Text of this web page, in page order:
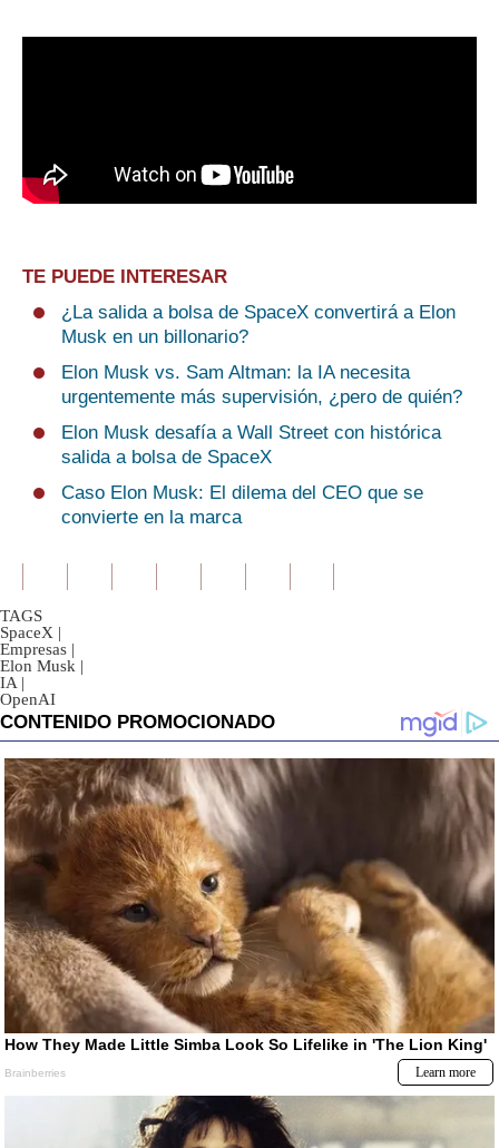
TE PUEDE INTERESAR
¿La salida a bolsa de SpaceX convertirá a Elon
Musk en un billonario?
Elon Musk vs. Sam Altman: la IA necesita
urgentemente más supervisión, ¿pero de quién?
Elon Musk desafía a Wall Street con histórica
salida a bolsa de SpaceX
Caso Elon Musk: El dilema del CEO que se
convierte en la marca
TAGS
SpaceX |
Empresas |
Elon Musk |
IA |
OpenAI